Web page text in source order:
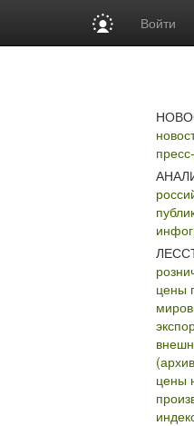
Войти
цены
цены